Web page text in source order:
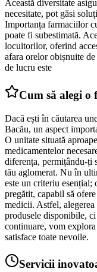
Această diversitate
necesitate, pot găsi
Importanța farmaciilor
poate fi subestimată.
locuitorilor, oferind
afara orelor obișnuite
de lucru este
Cum să alegi o
Dacă ești în căutarea
Bacău, un aspect
O unitate situată
medicamentelor
diferența, permițându-ți
tău aglomerat. Nu în
este un criteriu esențial;
pregătit, capabil să
medicii. Astfel,
produsele disponibile,
continuare, vom
satisface toate nevoile.
Servicii